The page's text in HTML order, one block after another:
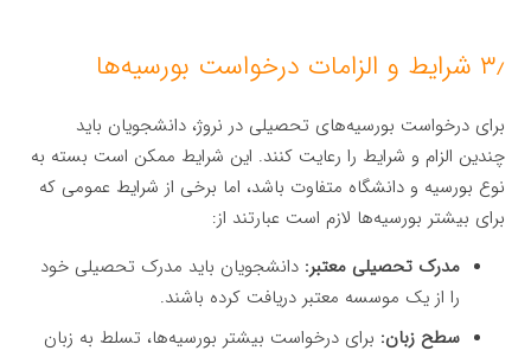
۳٫ شرایط و الزامات درخواست بورسیه‌ها
برای درخواست بورسیه‌های تحصیلی در نروژ، دانشجویان باید
چندین الزام و شرایط را رعایت کنند. این شرایط ممکن است بسته به
نوع بورسیه و دانشگاه متفاوت باشد، اما برخی از شرایط عمومی که
برای بیشتر بورسیه‌ها لازم است عبارتند از:
مدرک تحصیلی معتبر: دانشجویان باید مدرک تحصیلی خود
را از یک موسسه معتبر دریافت کرده باشند.
سطح زبان: برای درخواست بیشتر بورسیه‌ها، تسلط به زبان